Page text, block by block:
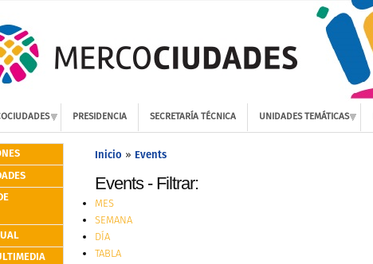
PRESIDENCIA SECRETARÍA TÉCNICA UNIDADES TEMÁTICAS
Inicio » Events
Events - Filtrar:
MES
SEMANA
DÍA
TABLA